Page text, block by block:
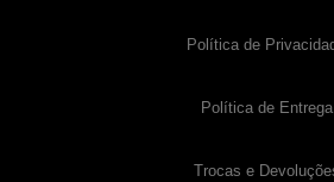
Política de
Política de Entrega
Trocas e